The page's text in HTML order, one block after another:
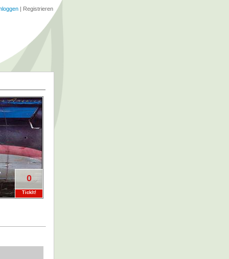
0
TickIt!
| Registrieren